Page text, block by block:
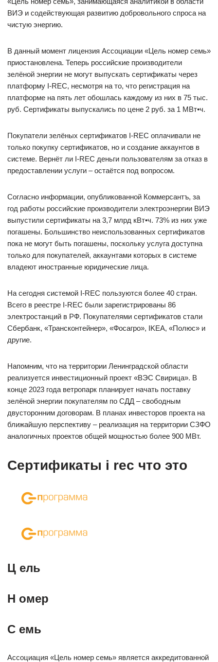
ВИЭ и содействующая развитию добровольного спроса на
чистую энергию.
В данный момент лицензия Ассоциации «Цель номер семь»
приостановлена. Теперь российские производители
зелёной энергии не могут выпускать сертификаты через
платформу I-REC, несмотря на то, что регистрация на
платформе на пять лет обошлась каждому из них в 75 тыс.
руб. Сертификаты выпускались по цене 2 руб. за 1 МВт•ч.
Покупатели зелёных сертификатов I-REC оплачивали не
только покупку сертификатов, но и создание аккаунтов в
системе. Вернёт ли I-REC деньги пользователям за отказ в
предоставлении услуги – остаётся под вопросом.
Согласно информации, опубликованной Коммерсантъ, за
год работы российские производители электроэнергии ВИЭ
выпустили сертификаты на 3,7 млрд кВт•ч. 73% из них уже
погашены. Большинство неиспользованных сертификатов
пока не могут быть погашены, поскольку услуга доступна
только для покупателей, аккаунтами которых в системе
владеют иностранные юридические лица.
На сегодня системой I-REC пользуются более 40 стран.
Всего в реестре I-REC были зарегистрированы 86
электростанций в РФ. Покупателями сертификатов стали
Сбербанк, «Трансконтейнер», «Фосагро», IKEA, «Полюс» и
другие.
Напомним, что на территории Ленинградской области
реализуется инвестиционный проект «ВЭС Свирица». В
конце 2023 года ветропарк планирует начать поставку
зелёной энергии покупателям по СДД – свободным
двусторонним договорам. В планах инвесторов проекта на
ближайшую перспективу – реализация на территории СЗФО
аналогичных проектов общей мощностью более 900 МВт.
Сертификаты i rec что это
Ц ель
Н омер
С емь
Ассоциация «Цель номер семь» является аккредитованной